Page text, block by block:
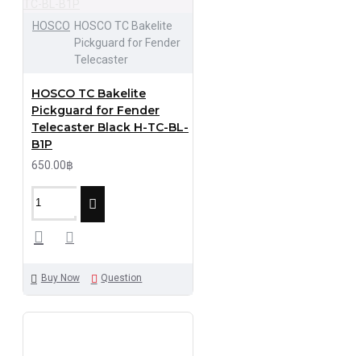
HOSCO HOSCO TC Bakelite
Pickguard for Fender
Telecaster
HOSCO TC Bakelite
Pickguard for Fender
Telecaster Black H-TC-BL-
B1P
650.00฿
Buy Now Question